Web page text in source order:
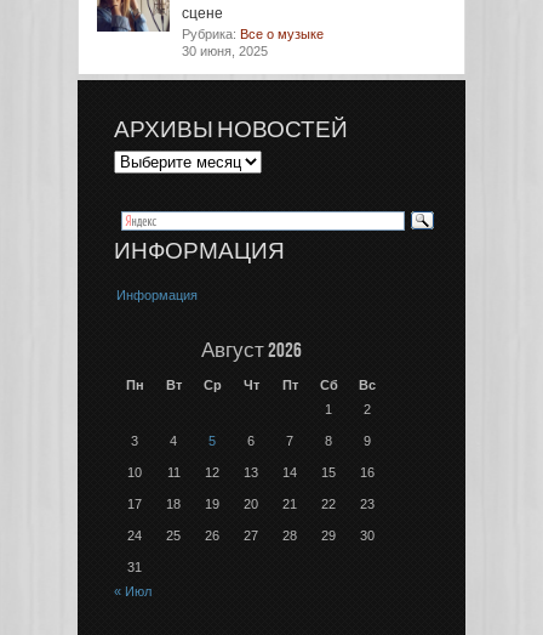
сцене
Рубрика: Все о музыке
30 июня, 2025
АРХИВЫ НОВОСТЕЙ
ИНФОРМАЦИЯ
Информация
Август 2026
Пн Вт Ср Чт Пт Сб
Вс
1
2
3 4 5 6 7 8 9
10 11 12 13 14 15 16
17 18 19 20 21 22 23
24 25 26 27 28 29 30
31
« Июл